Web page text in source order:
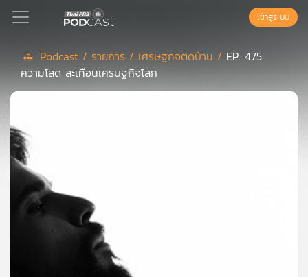
Podcast
เพล
ย์
ลิ
สต์
แนะนำ
เข้าสู่ระบบ
Podcast / รายการ / เศรษฐกิจติดบ้าน / EP. 475:
ความโสด สะเทือนเศรษฐกิจโลก